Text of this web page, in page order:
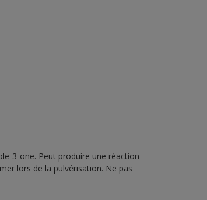
3-one. Peut produire une réaction
lors de la pulvérisation. Ne pas